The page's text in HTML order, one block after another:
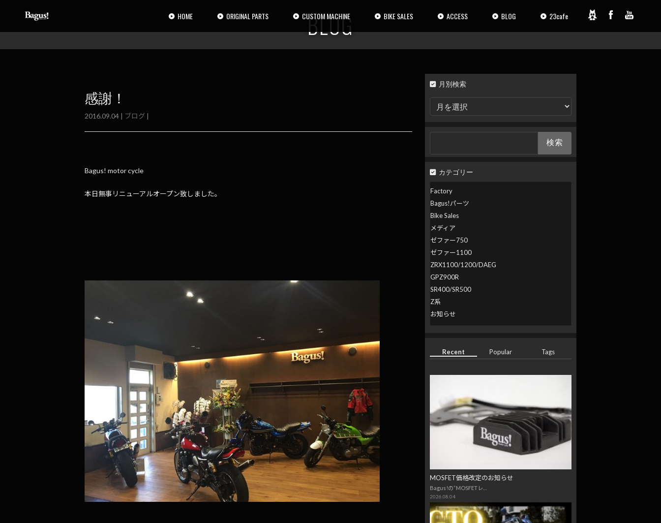
ン
ー
HOME ORIGINAL PARTS CUSTOM MACHINE BIKE SALES ACCESS BLOG 23cafe
BLOG
感謝！
2016.09.04 | ブログ |
Bagus! motor cycle
本日無事リニューアルオープン致しました。
月別検索
月
検
カテゴリー
Factory
Bagus!パーツ
Bike Sales
メディア
ゼファー750
ゼファー1100
ZRX1100/1200/DAEG
GPZ900R
SR400/SR500
Z系
お知らせ
Recent Popular Tags
MOSFET価格改定のお知らせ
Bagus!の“MOSFETレ…
2026.08.04